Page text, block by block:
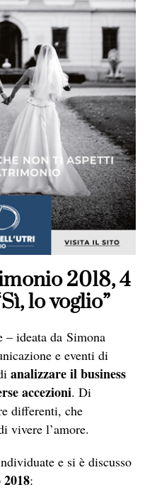
2018, 4
lo voglio”
– ideata da Simona
e eventi di
analizzare il business
accezioni. Di
differenti, che
vivere l’amore.
e si è discusso
: